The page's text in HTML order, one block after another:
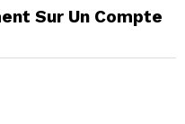
Sur Un Compte